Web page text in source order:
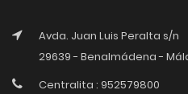
Avda. Juan Luis Peralta s/n
29639 - Benalmádena -
Centralita : 952579800